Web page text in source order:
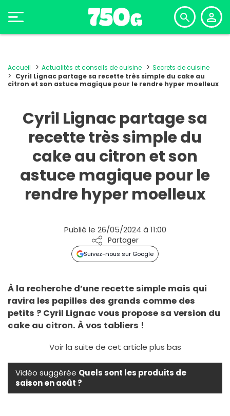
Accueil Actualités et conseils de cuisine
Secrets de cuisine
Cyril Lignac partage sa recette très simple du cake au
citron et son astuce magique pour le rendre hyper moelleux
Cyril Lignac partage sa
recette très simple du
cake au citron et son
astuce magique pour le
rendre hyper moelleux
Publié le 26/05/2024 à 11:00
Partager
Suivez-nous sur Google
À la recherche d’une recette simple mais qui
ravira les papilles des grands comme des
petits ? Cyril Lignac vous propose sa version du
cake au citron. À vos tabliers !
Voir la suite de cet article plus bas
Vidéo suggérée Quels sont les produits de
saison en août ?